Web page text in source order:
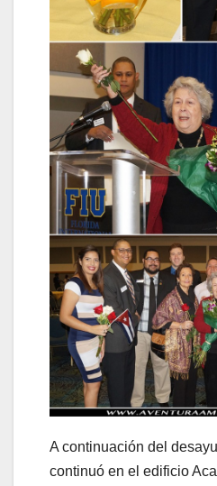
A continuación del
continuó en el edificio